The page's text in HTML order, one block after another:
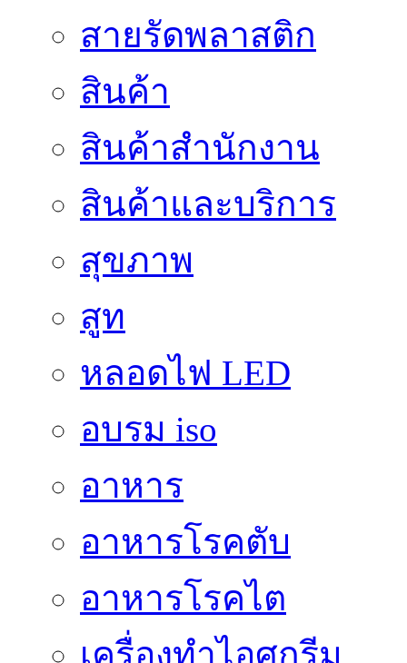
สายรัดพลาสติก
สินค้า
สินค้าสํานักงาน
สินค้าและบริการ
สุขภาพ
สูท
หลอดไฟ LED
อบรม iso
อาหาร
อาหารโรคตับ
อาหารโรคไต
เครื่องทำไอศกรีม